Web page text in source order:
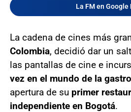
La FM en Google
La cadena de cines más
Colombia, decidió dar un
las pantallas de cine e
vez en el mundo de la
apertura de su primer
independiente en Bogotá.